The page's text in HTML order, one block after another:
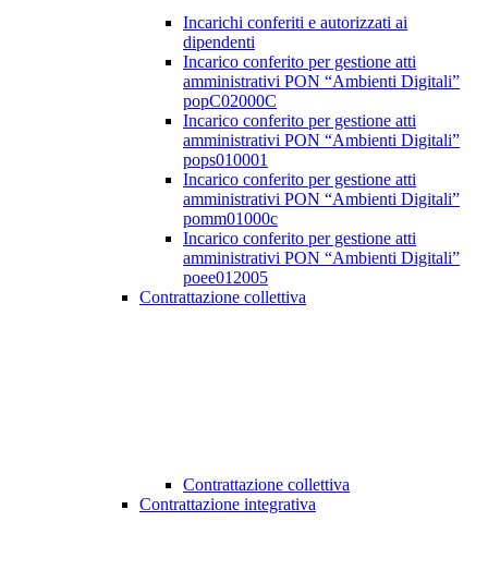
Incarichi conferiti e autorizzati ai
dipendenti
Incarico conferito per gestione atti
amministrativi PON “Ambienti Digitali”
popC02000C
Incarico conferito per gestione atti
amministrativi PON “Ambienti Digitali”
pops010001
Incarico conferito per gestione atti
amministrativi PON “Ambienti Digitali”
pomm01000c
Incarico conferito per gestione atti
amministrativi PON “Ambienti Digitali”
poee012005
Contrattazione collettiva
Contrattazione collettiva
Contrattazione integrativa